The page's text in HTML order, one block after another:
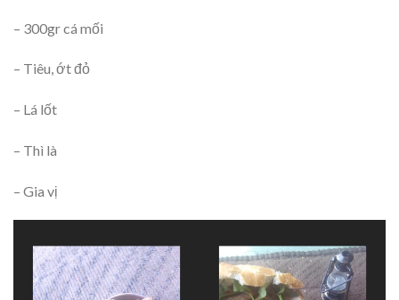
– 300gr cá mối
– Tiêu, ớt đỏ
– Lá lốt
– Thì là
– Gia vị